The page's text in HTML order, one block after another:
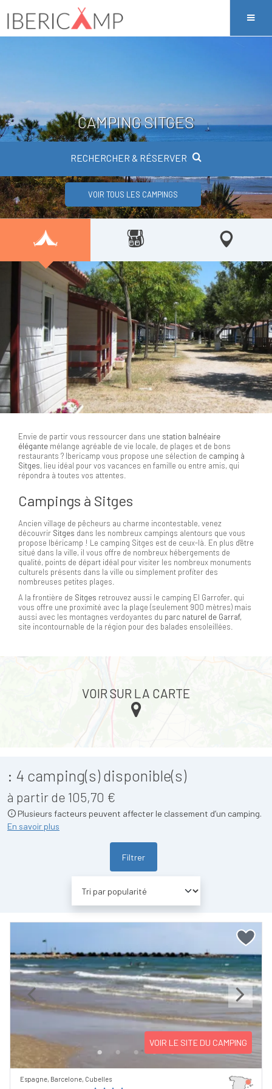
CAMPING SITGES
RECHERCHER & RÉSERVER
VOIR TOUS LES CAMPINGS
Envie de partir vous ressourcer dans une station balnéaire
élégante mélange agréable de vie locale, de plages et de bons
restaurants ? Ibericamp vous propose une sélection de camping à
Sitges, lieu idéal pour vos vacances en famille ou entre amis, qui
répondra à toutes vos attentes.
Campings à Sitges
Ancien village de pêcheurs au charme incontestable, venez
découvrir Sitges dans les nombreux campings alentours que vous
propose Ibéricamp ! Le camping Sitges est de ceux-là. En plus d'être
situé dans la ville, il vous offre de nombreux hébergements de
qualité, points de départ idéal pour visiter les nombreux monuments
culturels présents dans la ville ou simplement profiter des
nombreuses petites plages.
A la frontière de Sitges retrouvez aussi le camping El Garrofer, qui
vous offre une proximité avec la plage (seulement 900 mètres) mais
aussi avec les montagnes verdoyantes du parc naturel de Garraf,
site incontournable de la région pour des balades ensoleillées.
: 4 camping(s) disponible(s)
à partir de 105,70 €
Plusieurs facteurs peuvent affecter le classement d’un camping.
En savoir plus
Filtrer
Previous Next
VOIR LE SITE DU CAMPING
Espagne, Barcelone, Cubelles
VOIR SUR LA CARTE